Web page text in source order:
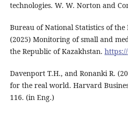
technologies. W. W. Norton and
Bureau of National Statistics of
(2025) Monitoring of small and
the Republic of Kazakhstan.
Davenport T.H., and Ronanki R.
for the real world. Harvard
116. (in Eng.)